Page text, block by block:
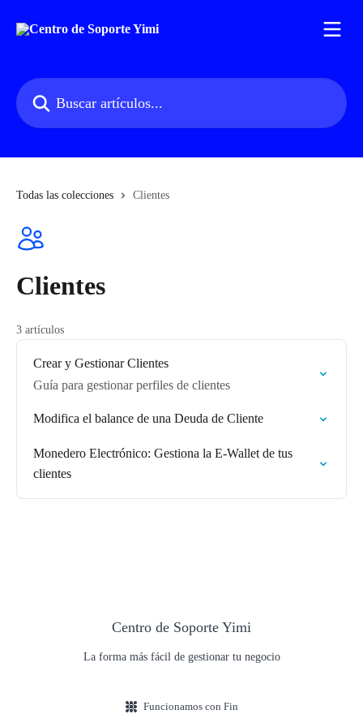
Buscar artículos...
Todas las colecciones Clientes
Clientes
3 artículos
Crear y Gestionar Clientes
Guía para gestionar perfiles de clientes
Modifica el balance de una Deuda de Cliente
Monedero Electrónico: Gestiona la E-Wallet de tus
clientes
Centro de Soporte Yimi
La forma más fácil de gestionar tu negocio
Funcionamos con Fin